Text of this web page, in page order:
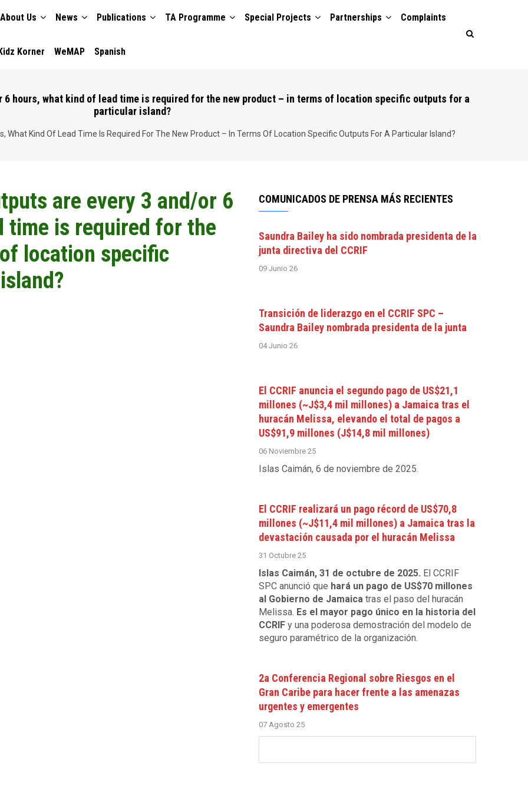
About Us News Publications TA Programme Special Projects Partnerships Complaints
Korner WeMAP Spanish
6 hours, what kind of lead time is required for the new product – in terms of location specific outputs for a
particular island?
Kind Of Lead Time Is Required For The New Product – In Terms Of Location Specific Outputs For A Particular Island?
are every 3 and/or 6
time is required for the
location specific
COMUNICADOS DE PRENSA MÁS RECIENTES
Saundra Bailey ha sido nombrada presidenta de la
junta directiva del CCRIF
09 Junio 26
Transición de liderazgo en el CCRIF SPC –
Saundra Bailey nombrada presidenta de la junta
04 Junio 26
El CCRIF anuncia el segundo pago de US$21,1
millones (~J$3,4 mil millones) a Jamaica tras el
huracán Melissa, elevando el total de pagos a
US$91,9 millones (J$14,8 mil millones)
06 Noviembre 25
Islas Caimán, 6 de noviembre de 2025.
El CCRIF realizará un pago récord de US$70,8
millones (~J$11,4 mil millones) a Jamaica tras la
devastación causada por el huracán Melissa
31 Octubre 25
Islas Caimán, 31 de octubre de 2025. El CCRIF
SPC anunció que hará un pago de US$70 millones
al Gobierno de Jamaica tras el paso del huracán
Melissa. Es el mayor pago único en la historia del
CCRIF y una poderosa demostración del modelo de
seguro paramétrico de la organización.
2a Conferencia Regional sobre Riesgos en el
Gran Caribe para hacer frente a las amenazas
urgentes y emergentes
07 Agosto 25